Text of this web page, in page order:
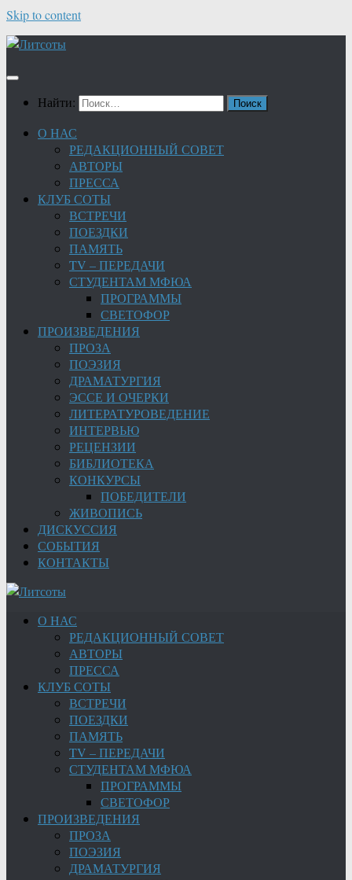
Skip to content
Найти:
О НАС
РЕДАКЦИОННЫЙ СОВЕТ
АВТОРЫ
ПРЕССА
КЛУБ СОТЫ
ВСТРЕЧИ
ПОЕЗДКИ
ПАМЯТЬ
TV – ПЕРЕДАЧИ
СТУДЕНТАМ МФЮА
ПРОГРАММЫ
СВЕТОФОР
ПРОИЗВЕДЕНИЯ
ПРОЗА
ПОЭЗИЯ
ДРАМАТУРГИЯ
ЭССЕ И ОЧЕРКИ
ЛИТЕРАТУРОВЕДЕНИЕ
ИНТЕРВЬЮ
РЕЦЕНЗИИ
БИБЛИОТЕКА
КОНКУРСЫ
ПОБЕДИТЕЛИ
ЖИВОПИСЬ
ДИСКУССИЯ
СОБЫТИЯ
КОНТАКТЫ
О НАС
РЕДАКЦИОННЫЙ СОВЕТ
АВТОРЫ
ПРЕССА
КЛУБ СОТЫ
ВСТРЕЧИ
ПОЕЗДКИ
ПАМЯТЬ
TV – ПЕРЕДАЧИ
СТУДЕНТАМ МФЮА
ПРОГРАММЫ
СВЕТОФОР
ПРОИЗВЕДЕНИЯ
ПРОЗА
ПОЭЗИЯ
ДРАМАТУРГИЯ